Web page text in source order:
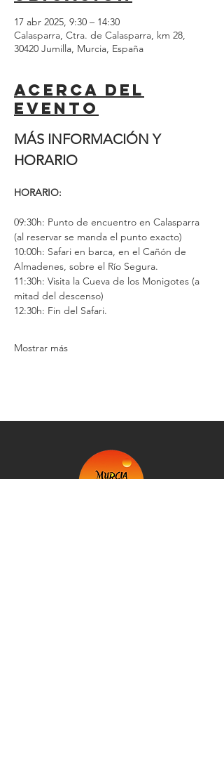
17 abr 2025, 9:30 – 14:30
Calasparra, Ctra. de Calasparra, km 28,
30420 Jumilla, Murcia, España
Acerca del
evento
MÁS INFORMACIÓN Y
HORARIO
HORARIO:
09:30h: Punto de encuentro en Calasparra
(al reservar se manda el punto exacto)
10:00h: Safari en barca, en el Cañón de
Almadenes, sobre el Río Segura.
11:30h: Visita la Cueva de los Monigotes (a
mitad del descenso)
12:30h: Fin del Safari.
Mostrar más